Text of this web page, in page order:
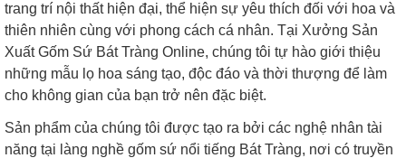
trang trí nội thất hiện đại, thể hiện sự yêu thích đối với hoa và
thiên nhiên cùng với phong cách cá nhân. Tại Xưởng Sản
Xuất Gốm Sứ Bát Tràng Online, chúng tôi tự hào giới thiệu
những mẫu lọ hoa sáng tạo, độc đáo và thời thượng để làm
cho không gian của bạn trở nên đặc biệt.
Sản phẩm của chúng tôi được tạo ra bởi các nghệ nhân tài
năng tại làng nghề gốm sứ nổi tiếng Bát Tràng, nơi có truyền